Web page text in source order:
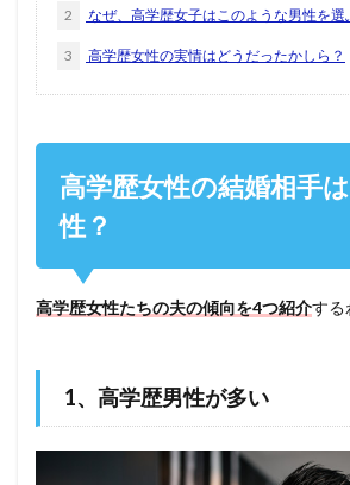
2 なぜ、高学歴女子はこのような男性を選
3 高学歴女性の実情はどうだったかしら？
高学歴女性の結婚相手
性？
高学歴女性たちの夫の傾向を4つ紹介する
1、高学歴男性が多い